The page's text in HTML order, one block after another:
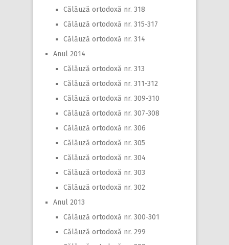
Călăuză ortodoxă nr. 318
Călăuză ortodoxă nr. 315-317
Călăuză ortodoxă nr. 314
Anul 2014
Călăuză ortodoxă nr. 313
Călăuză ortodoxă nr. 311-312
Călăuză ortodoxă nr. 309-310
Călăuză ortodoxă nr. 307-308
Călăuză ortodoxă nr. 306
Călăuză ortodoxă nr. 305
Călăuză ortodoxă nr. 304
Călăuză ortodoxă nr. 303
Călăuză ortodoxă nr. 302
Anul 2013
Călăuză ortodoxă nr. 300-301
Călăuză ortodoxă nr. 299